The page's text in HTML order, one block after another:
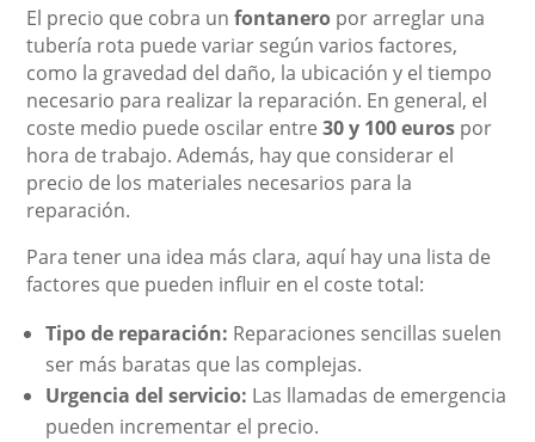
El precio que cobra unfontanero por arreglar una
tubería rota puede variar según varios factores,
como la gravedad del daño, la ubicación y el tiempo
necesario para realizar la reparación. En general, el
coste medio puede oscilar entre30 y 100 euros por
hora de trabajo. Además, hay que considerar el
precio de los materiales necesarios para la
reparación.
Para tener una idea más clara, aquí hay una lista de
factores que pueden influir en el coste total:
Tipo de reparación: Reparaciones sencillas suelen
ser más baratas que las complejas.
Urgencia del servicio: Las llamadas de emergencia
pueden incrementar el precio.